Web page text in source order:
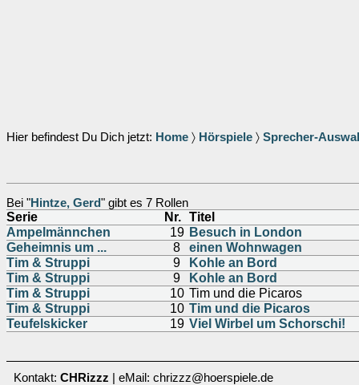
Hier befindest Du Dich jetzt: Home 〉 Hörspiele 〉 Sprecher-
Bei "Hintze, Gerd" gibt es 7 Rollen
Serie Nr. Titel
Ampelmännchen
19 Besuch in London
Geheimnis um ...
8
einen Wohnwagen
Tim & Struppi
9
Kohle an Bord
Tim & Struppi
9
Kohle an Bord
Tim & Struppi
10 Tim und die Picaros
Tim & Struppi
10 Tim und die Picaros
Teufelskicker
19 Viel Wirbel um Schorschi!
Kontakt: CHRizzz | eMail: chrizzz@hoerspiele.de